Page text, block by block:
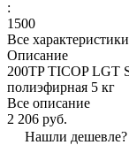
:
1500
Все характеристики
Описание
200TP TICOP LGT
полиэфирная 5 кг
Все описание
2 206 руб.
Нашли дешевле?